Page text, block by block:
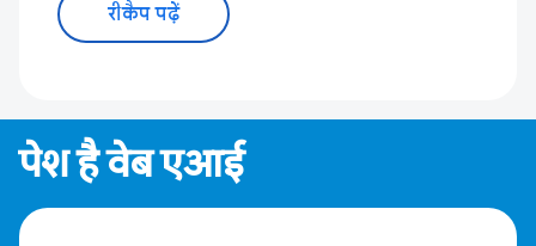
रीकैप पढ़ें
पेश है वेब एआई